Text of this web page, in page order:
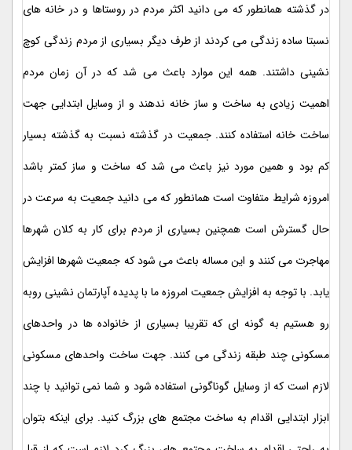
در گذشته همانطور که می دانید اکثر مردم در روستاها و در خانه های
نسبتا ساده زندگی می کردند از طرف دیگر بسیاری از مردم زندگی کوچ
نشینی داشتند. همه این موارد باعث می شد که در آن زمان مردم
اهمیت زیادی به ساخت و ساز خانه ندهند و از وسایل ابتدایی جهت
ساخت خانه استفاده کنند. جمعیت در گذشته نسبت به گذشته بسیار
کم بود و همین مورد نیز باعث می شد که ساخت و ساز کمتر باشد
امروزه شرایط متفاوت است همانطور که می دانید جمعیت به سرعت در
حال گسترش است همچنین بسیاری از مردم برای کار به کلان شهرها
مهاجرت می کنند و این مساله باعث می شود که جمعیت شهرها افزایش
یابد. با توجه به افزایش جمعیت امروزه ما با پدیده آپارتمان نشینی روبه
رو هستیم به گونه ای که تقریبا بسیاری از خانواده ها در واحدهای
مسکونی چند طبقه زندگی می کنند. جهت ساخت واحدهای مسکونی
لازم است که از وسایل گوناگونی استفاده شود و شما نمی توانید با چند
ابزار ابتدایی اقدام به ساخت مجتمع های بزرگ کنید. برای اینکه بتوان